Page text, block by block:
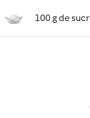
100 g de